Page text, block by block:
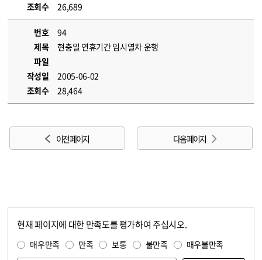
조회수
26,689
번호
94
제목
현충일 연휴기간 임시열차 운행
파일
작성일
2005-06-02
조회수
28,464
이전 페이지 다음 페이지
현재 페이지에 대한 만족도를 평가하여 주십시오.
매우만족 만족 보통 불만족 매우불만족